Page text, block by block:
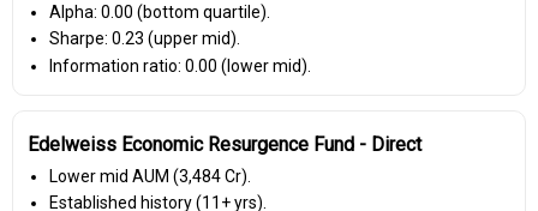
Alpha: 0.00 (bottom quartile).
Sharpe: 0.23 (upper mid).
Information ratio: 0.00 (lower mid).
Edelweiss Economic Resurgence Fund - Direct
Lower mid AUM (₹3,484 Cr).
Established history (11+ yrs).